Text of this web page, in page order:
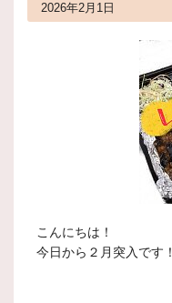
2026年2月1日
こんにちは！
今日から２月突入です！